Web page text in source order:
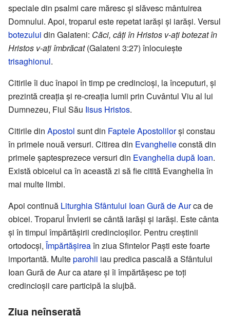
speciale din psalmi care măresc și slăvesc mântuirea
Domnului. Apoi, troparul este repetat iarăși și iarăși. Versul
botezului din Galateni: Căci, câți în Hristos v-ați botezat în
Hristos v-ați îmbrăcat(Galateni 3:27) înlocuiește
trisaghionul.
Citirile îi duc înapoi în timp pe credincioși, la începuturi, și
prezintă creația și re-creația lumii prin Cuvântul Viu al lui
Dumnezeu, Fiul Său Iisus Hristos.
Citirile din Apostol sunt din Faptele Apostolilorși constau
în primele nouă versuri. Citirea din Evanghelieconstă din
primele șaptesprezece versuri din Evanghelia după Ioan.
Există obiceiul ca în această zi să fie citită Evanghelia în
mai multe limbi.
Apoi continuă Liturghia Sfântului Ioan Gură de Aurca de
obicei. Troparul Învierii se cântă iarăși și iarăși. Este cânta
și în timpul împărtășirii credincioșilor. Pentru creștinii
ortodocși, Împărtășireaîn ziua Sfintelor Paști este foarte
importantă. Multeparohii iau predica pascală a Sfântului
Ioan Gură de Aur ca atare și îi împărtășesc pe toți
credincioșii care participă la slujbă.
Ziua neînserată